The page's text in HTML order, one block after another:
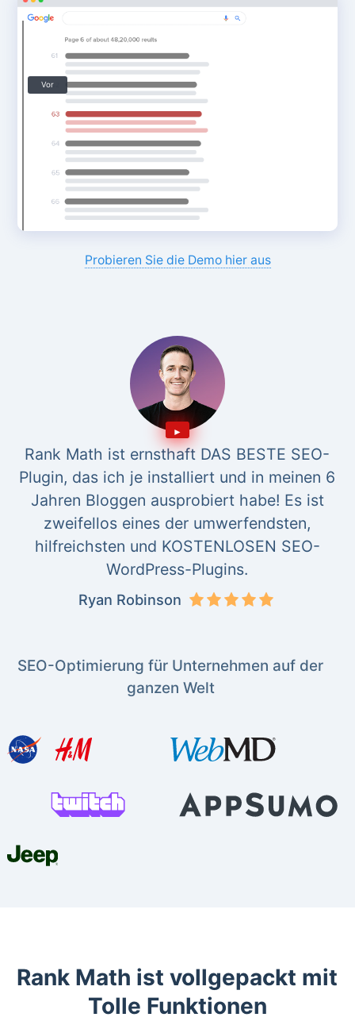
Vor
Probieren Sie die Demo hier aus
Rank Math ist ernsthaft DAS BESTE SEO-
Plugin, das ich je installiert und in meinen 6
Jahren Bloggen ausprobiert habe! Es ist
zweifellos eines der umwerfendsten,
hilfreichsten und KOSTENLOSEN SEO-
WordPress-Plugins.
Ryan Robinson
SEO-Optimierung für Unternehmen auf der
ganzen Welt
Rank Math ist vollgepackt mit
Tolle Funktionen